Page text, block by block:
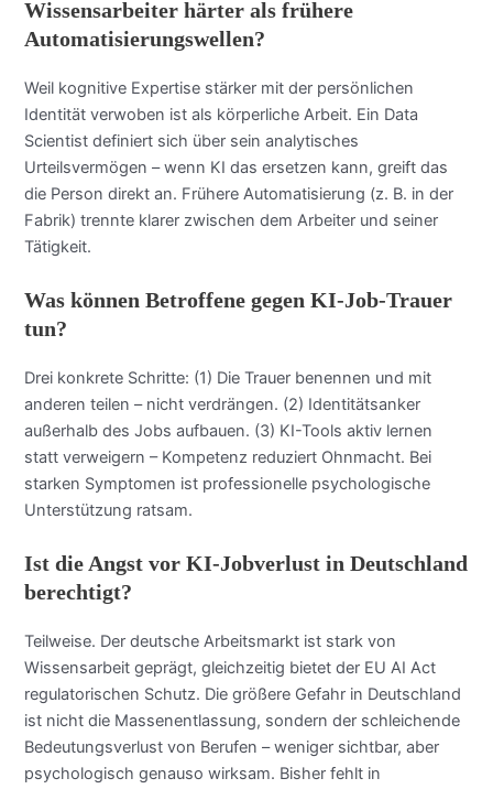
Wissensarbeiter härter als frühere
Automatisierungswellen?
Weil kognitive Expertise stärker mit der persönlichen
Identität verwoben ist als körperliche Arbeit. Ein Data
Scientist definiert sich über sein analytisches
Urteilsvermögen – wenn KI das ersetzen kann, greift das
die Person direkt an. Frühere Automatisierung (z. B. in der
Fabrik) trennte klarer zwischen dem Arbeiter und seiner
Tätigkeit.
Was können Betroffene gegen KI-Job-Trauer
tun?
Drei konkrete Schritte: (1) Die Trauer benennen und mit
anderen teilen – nicht verdrängen. (2) Identitätsanker
außerhalb des Jobs aufbauen. (3) KI-Tools aktiv lernen
statt verweigern – Kompetenz reduziert Ohnmacht. Bei
starken Symptomen ist professionelle psychologische
Unterstützung ratsam.
Ist die Angst vor KI-Jobverlust in Deutschland
berechtigt?
Teilweise. Der deutsche Arbeitsmarkt ist stark von
Wissensarbeit geprägt, gleichzeitig bietet der EU AI Act
regulatorischen Schutz. Die größere Gefahr in Deutschland
ist nicht die Massenentlassung, sondern der schleichende
Bedeutungsverlust von Berufen – weniger sichtbar, aber
psychologisch genauso wirksam. Bisher fehlt in